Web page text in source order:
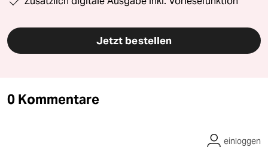
Jetzt bestellen
0 Kommentare
einloggen